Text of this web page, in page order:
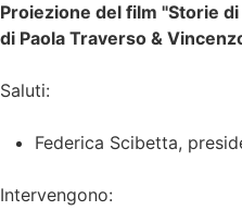
Proiezione del film "Storie
di Paola Traverso &
Saluti:
Federica Scibetta,
Intervengono: